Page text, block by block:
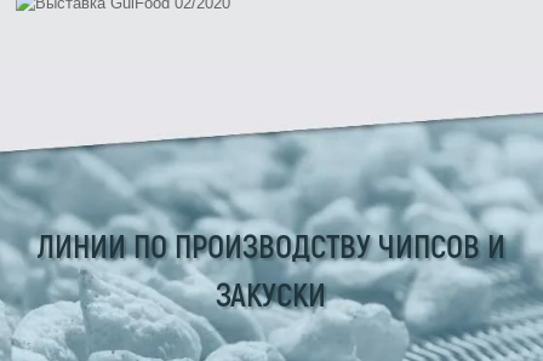
ЛИНИИ ПО ПРОИЗВОДСТВУ ЧИПСОВ И
ЗАКУСКИ